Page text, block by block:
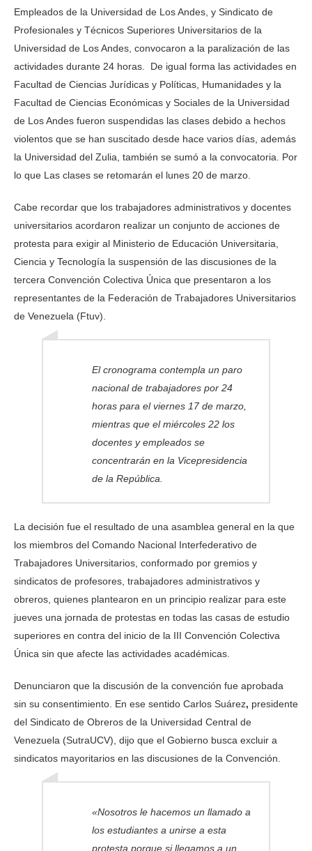
Empleados de la Universidad de Los Andes, y Sindicato de
Profesionales y Técnicos Superiores Universitarios de la
Universidad de Los Andes, convocaron a la paralización de las
actividades durante 24 horas. De igual forma las actividades en
Facultad de Ciencias Jurídicas y Políticas, Humanidades y la
Facultad de Ciencias Económicas y Sociales de la Universidad
de Los Andes fueron suspendidas las clases debido a hechos
violentos que se han suscitado desde hace varios días, además
la Universidad del Zulia, también se sumó a la convocatoria. Por
lo que Las clases se retomarán el lunes 20 de marzo.
Cabe recordar que los trabajadores administrativos y docentes
universitarios acordaron realizar un conjunto de acciones de
protesta para exigir al Ministerio de Educación Universitaria,
Ciencia y Tecnología la suspensión de las discusiones de la
tercera Convención Colectiva Única que presentaron a los
representantes de la Federación de Trabajadores Universitarios
de Venezuela (Ftuv).
El cronograma contempla un paro
nacional de trabajadores por 24
horas para el viernes 17 de marzo,
mientras que el miércoles 22 los
docentes y empleados se
concentrarán en la Vicepresidencia
de la República.
La decisión fue el resultado de una asamblea general en la que
los miembros del Comando Nacional Interfederativo de
Trabajadores Universitarios, conformado por gremios y
sindicatos de profesores, trabajadores administrativos y
obreros, quienes plantearon en un principio realizar para este
jueves una jornada de protestas en todas las casas de estudio
superiores en contra del inicio de la III Convención Colectiva
Única sin que afecte las actividades académicas.
Denunciaron que la discusión de la convención fue aprobada
sin su consentimiento. En ese sentido Carlos Suárez, presidente
del Sindicato de Obreros de la Universidad Central de
Venezuela (SutraUCV), dijo que el Gobierno busca excluir a
sindicatos mayoritarios en las discusiones de la Convención.
«Nosotros le hacemos un llamado a
los estudiantes a unirse a esta
protesta porque si llegamos a un